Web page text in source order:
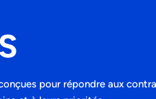
pour répondre aux